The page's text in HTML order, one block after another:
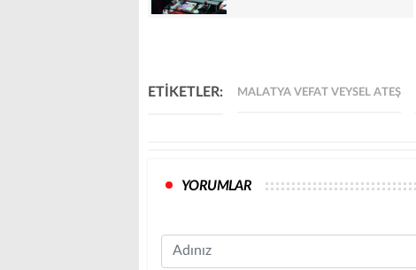
ETİKETLER: MALATYA VEFAT VEYSEL ATEŞ
YORUMLAR
Name